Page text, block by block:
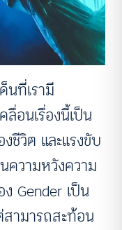
นที่เรามี
อนเรื่องนี้เป็น
ชีวิต และแรงขับ
วามหวังความ
Gender เป็น
ามารถสะท้อน